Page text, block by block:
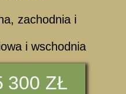
zachodnia i
i wschodnia
300 ZŁ